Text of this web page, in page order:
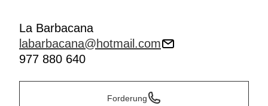
La Barbacana
labarbacana@hotmail.com
977 880 640
Forderung